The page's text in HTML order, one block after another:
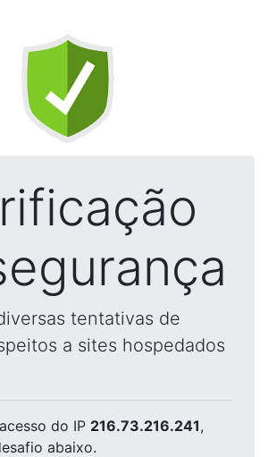
tentativas de
a sites hospedados
do IP 216.73.216.241,
abaixo.